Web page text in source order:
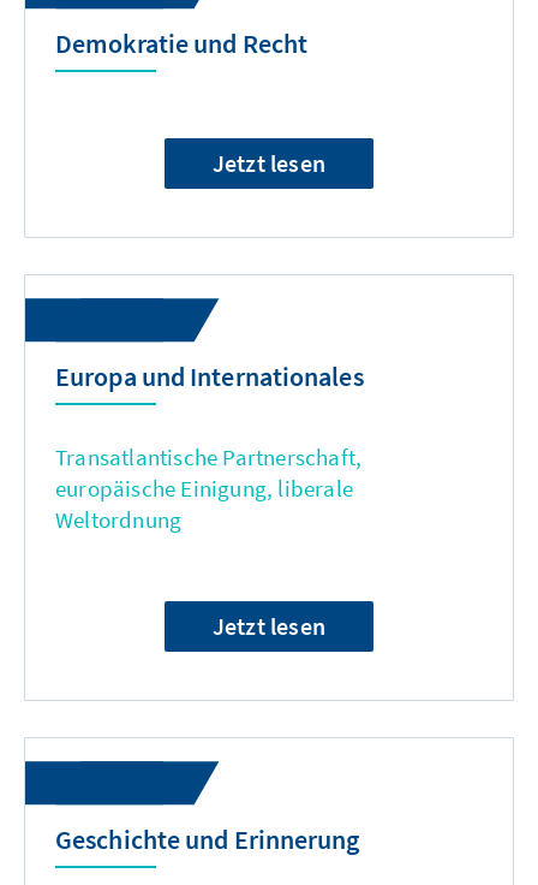
Demokratie und Recht
Jetzt lesen
Europa und Internationales
Transatlantische Partnerschaft,
europäische Einigung, liberale
Weltordnung
Jetzt lesen
Geschichte und Erinnerung